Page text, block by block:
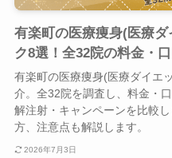
有楽町の医療痩身(医療
ク8選！全32院の料金・
有楽町の医療痩身(医療ダイエ
介。全32院を調査し、料金・
解注射・キャンペーンを比較
方、注意点も解説します。
2026年7月3日